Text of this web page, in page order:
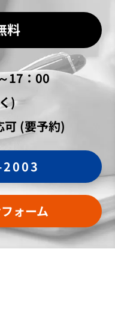
料
17：00
)
可 (要予約)
ォーム